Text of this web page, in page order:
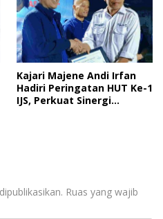
Kajari Majene Andi Irfan
Hadiri Peringatan HUT Ke-1
IJS, Perkuat Sinergi
Ruas yang wajib